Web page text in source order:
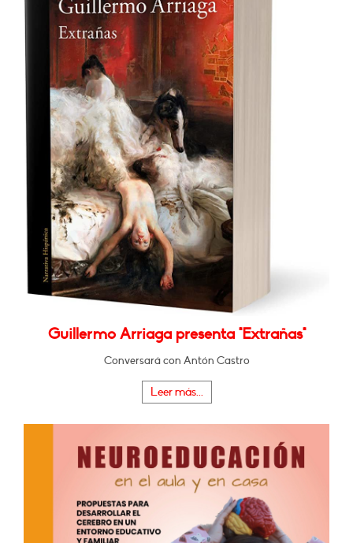
Guillermo Arriaga presenta "Extrañas"
Conversará con Antón Castro
Leer más...